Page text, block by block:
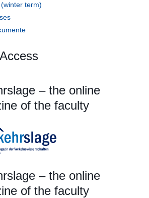
term)
– the online
of the faculty
– the online
of the faculty